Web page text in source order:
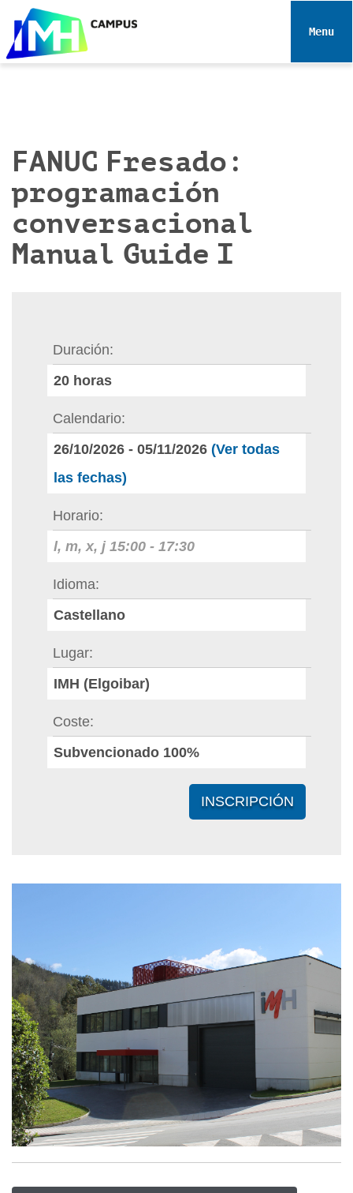
e
Toggle
FANUC Fresado:
programación
conversacional
Manual Guide I
Duración
20 horas
Calendario
26/10/2026 - 05/11/2026 (Ver todas
las fechas)
Horario
l, m, x, j 15:00 - 17:30
Idioma
Castellano
Lugar
IMH (Elgoibar)
Coste
Subvencionado 100%
INSCRIPCIÓN